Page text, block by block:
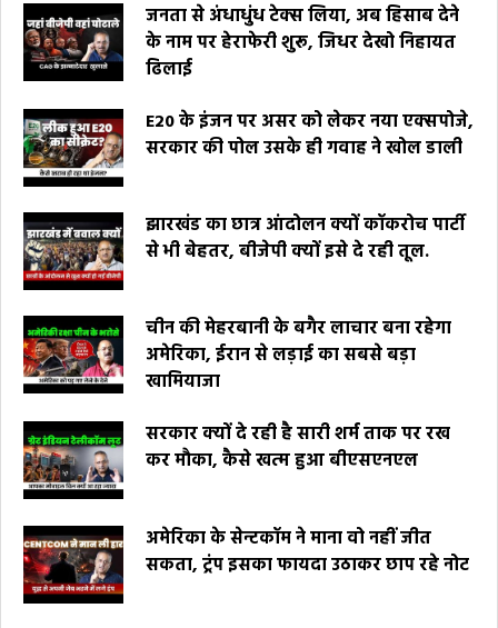
जनता से अंधाधुंध टेक्स लिया, अब हिसाब देने
के नाम पर हेराफेरी शुरू, जिधर देखो निहायत
ढिलाई
E20 के इंजन पर असर को लेकर नया एक्सपोजे,
सरकार की पोल उसके ही गवाह ने खोल डाली
झारखंड का छात्र आंदोलन क्यों कॉकरोच पार्टी
से भी बेहतर, बीजेपी क्यों इसे दे रही तूल.
चीन की मेहरबानी के बगैर लाचार बना रहेगा
अमेरिका, ईरान से लड़ाई का सबसे बड़ा
खामियाजा
सरकार क्यों दे रही है सारी शर्म ताक पर रख
कर मौका, कैसे खत्म हुआ बीएसएनएल
अमेरिका के सेन्टकॉम ने माना वो नहीं जीत
सकता, ट्रंप इसका फायदा उठाकर छाप रहे नोट